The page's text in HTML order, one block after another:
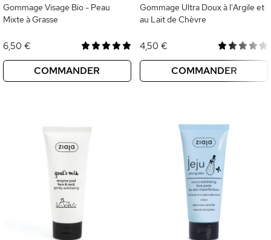
Gommage Visage Bio - Peau
Mixte à Grasse
6,50 €
COMMANDER
Gommage Ultra Doux à l'Argile et
au Lait de Chèvre
4,50 €
COMMANDER